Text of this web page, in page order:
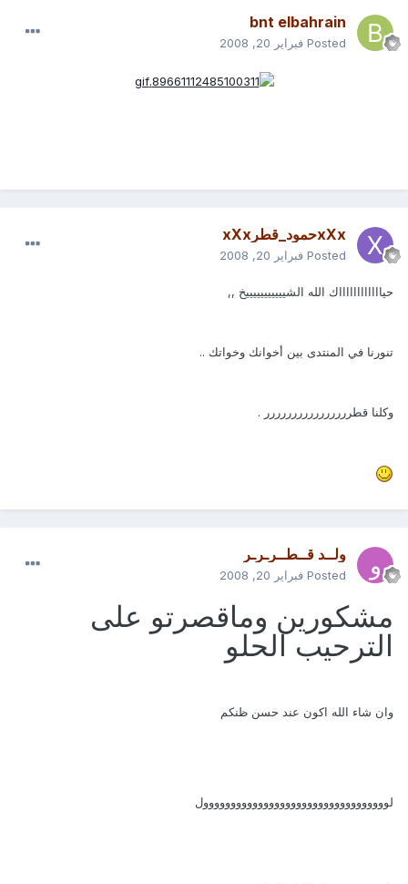
bnt elbahrain
Posted فبراير 20, 2008
xXxحمود_قطرxXx
Posted فبراير 20, 2008
حيااااااااااااك الله الشيييييييييييخ ,,
تنورنا في المنتدى بين أخوانك وخواتك ..
وكلنا قطرررررررررررررررر .
ولــد قــطــرـرـر
Posted فبراير 20, 2008
مشكورين وماقصرتو على
الترحيب الحلو
وان شاء الله اكون عند حسن ظنكم
لوووووووووووووووووووووووووووووووووول